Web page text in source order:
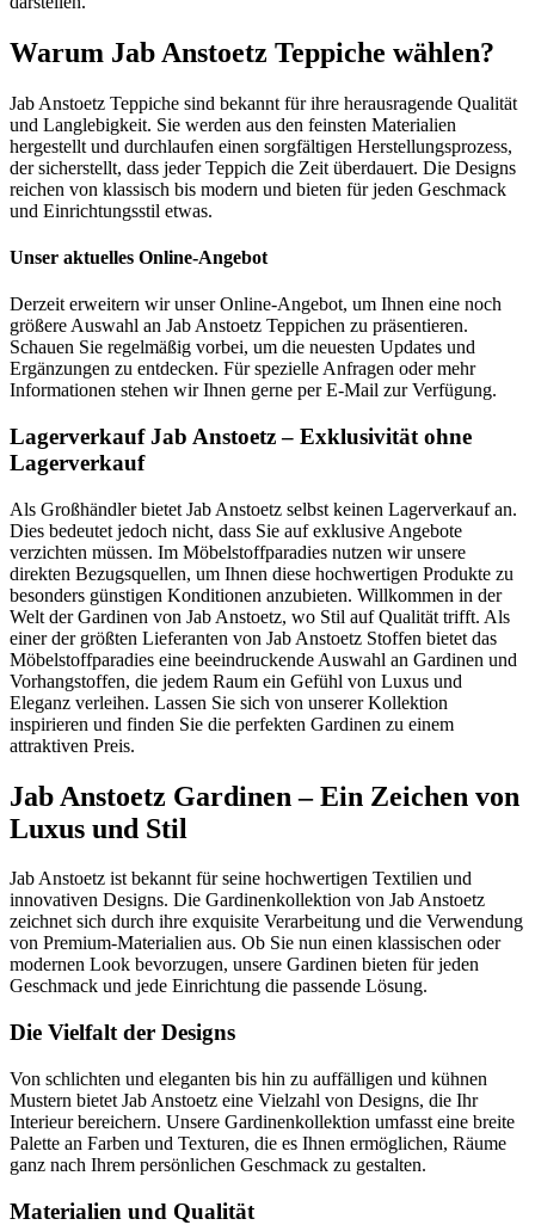
Warum Jab Anstoetz Teppiche wählen?
Jab Anstoetz Teppiche sind bekannt für ihre herausragende Qualität
und Langlebigkeit. Sie werden aus den feinsten Materialien
hergestellt und durchlaufen einen sorgfältigen Herstellungsprozess,
der sicherstellt, dass jeder Teppich die Zeit überdauert. Die Designs
reichen von klassisch bis modern und bieten für jeden Geschmack
und Einrichtungsstil etwas.
Unser aktuelles Online-Angebot
Derzeit erweitern wir unser Online-Angebot, um Ihnen eine noch
größere Auswahl an Jab Anstoetz Teppichen zu präsentieren.
Schauen Sie regelmäßig vorbei, um die neuesten Updates und
Ergänzungen zu entdecken. Für spezielle Anfragen oder mehr
Informationen stehen wir Ihnen gerne per E-Mail zur Verfügung.
Lagerverkauf Jab Anstoetz – Exklusivität ohne
Lagerverkauf
Als Großhändler bietet Jab Anstoetz selbst keinen Lagerverkauf an.
Dies bedeutet jedoch nicht, dass Sie auf exklusive Angebote
verzichten müssen. Im Möbelstoffparadies nutzen wir unsere
direkten Bezugsquellen, um Ihnen diese hochwertigen Produkte zu
besonders günstigen Konditionen anzubieten. Willkommen in der
Welt der Gardinen von Jab Anstoetz, wo Stil auf Qualität trifft. Als
einer der größten Lieferanten von Jab Anstoetz Stoffen bietet das
Möbelstoffparadies eine beeindruckende Auswahl an Gardinen und
Vorhangstoffen, die jedem Raum ein Gefühl von Luxus und
Eleganz verleihen. Lassen Sie sich von unserer Kollektion
inspirieren und finden Sie die perfekten Gardinen zu einem
attraktiven Preis.
Jab Anstoetz Gardinen – Ein Zeichen von
Luxus und Stil
Jab Anstoetz ist bekannt für seine hochwertigen Textilien und
innovativen Designs. Die Gardinenkollektion von Jab Anstoetz
zeichnet sich durch ihre exquisite Verarbeitung und die Verwendung
von Premium-Materialien aus. Ob Sie nun einen klassischen oder
modernen Look bevorzugen, unsere Gardinen bieten für jeden
Geschmack und jede Einrichtung die passende Lösung.
Die Vielfalt der Designs
Von schlichten und eleganten bis hin zu auffälligen und kühnen
Mustern bietet Jab Anstoetz eine Vielzahl von Designs, die Ihr
Interieur bereichern. Unsere Gardinenkollektion umfasst eine breite
Palette an Farben und Texturen, die es Ihnen ermöglichen, Räume
ganz nach Ihrem persönlichen Geschmack zu gestalten.
Materialien und Qualität